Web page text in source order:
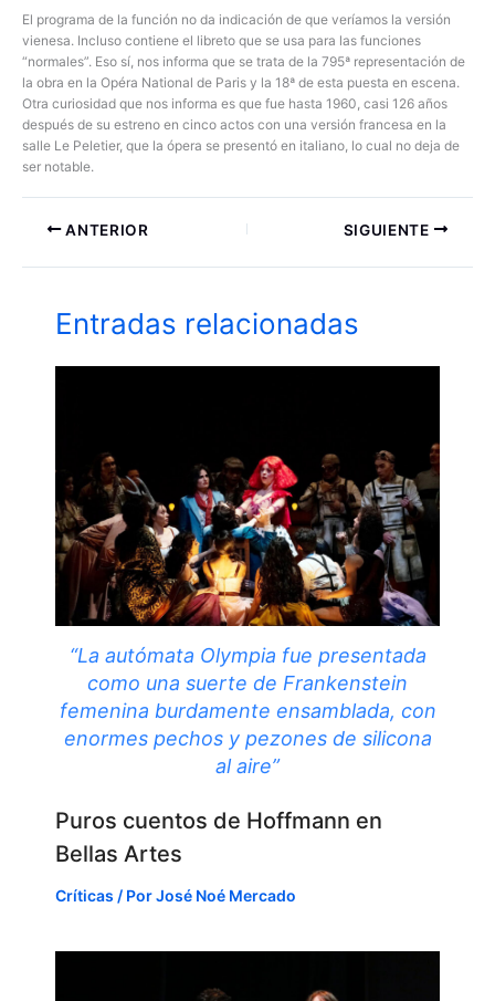
El programa de la función no da indicación de que veríamos la versión
vienesa. Incluso contiene el libreto que se usa para las funciones
“normales”. Eso sí, nos informa que se trata de la 795ª representación de
la obra en la Opéra National de Paris y la 18ª de esta puesta en escena.
Otra curiosidad que nos informa es que fue hasta 1960, casi 126 años
después de su estreno en cinco actos con una versión francesa en la
salle Le Peletier, que la ópera se presentó en italiano, lo cual no deja de
ser notable.
ANTERIOR SIGUIENTE
Entradas relacionadas
“La autómata Olympia fue presentada
como una suerte de Frankenstein
femenina burdamente ensamblada, con
enormes pechos y pezones de silicona
al aire”
Puros cuentos de Hoffmann en
Bellas Artes
Críticas / PorJosé Noé Mercado